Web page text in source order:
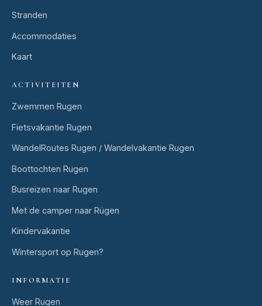
Stranden
Accommodaties
Kaart
ACTIVITEITEN
Zwemmen Rugen
Fietsvakantie Rugen
WandelRoutes Rugen / Wandelvakantie Rugen
Boottochten Rugen
Busreizen naar Rugen
Met de camper naar Rügen
Kindervakantie
Wintersport op Rugen?
INFORMATIE
Weer Rugen